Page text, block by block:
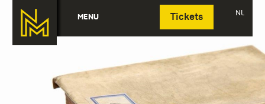
MENU Tickets NL
Deutsch